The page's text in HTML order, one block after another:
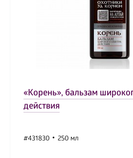
«Корень», бальзам
действия
#431830 250 мл